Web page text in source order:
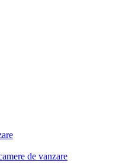
de vanzare